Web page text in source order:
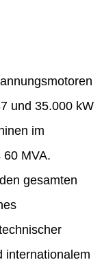
und 35.000 kW
im
MVA.
gesamten
internationalem